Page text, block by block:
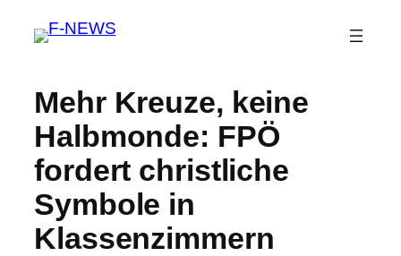
Mehr Kreuze, keine
Halbmonde: FPÖ
fordert christliche
Symbole in
Klassenzimmern